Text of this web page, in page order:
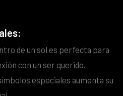
de un sol es perfecta para
con un ser querido.
especiales aumenta su